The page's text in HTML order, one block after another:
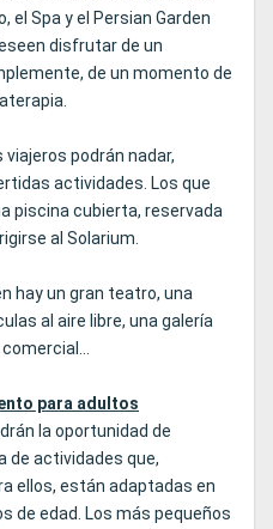
Spa y el Persian Garden
disfrutar de un
de un momento de
viajeros podrán nadar,
actividades. Los que
piscina cubierta, reservada
al Solarium.
hay un gran teatro, una
al aire libre, una galería
para adultos
la oportunidad de
de actividades que,
ellos, están adaptadas en
de edad. Los más pequeños